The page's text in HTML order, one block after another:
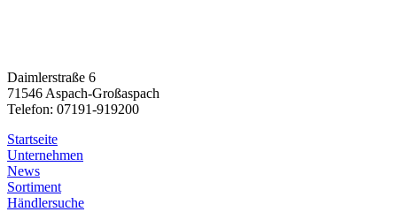
Daimlerstraße 6
71546 Aspach-Großaspach
Telefon: 07191-919200
Startseite
Unternehmen
News
Sortiment
Händlersuche